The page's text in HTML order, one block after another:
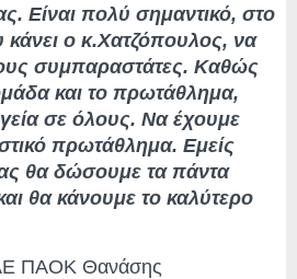
Είναι πολύ σημαντικό, στο
ο κ.Χατζόπουλος, να
συμπαραστάτες. Καθώς
και το πρωτάθλημα,
σε όλους. Να έχουμε
πρωτάθλημα. Εμείς
θα δώσουμε τα πάντα
θα κάνουμε το καλύτερο
ΠΑΟΚ Θανάσης